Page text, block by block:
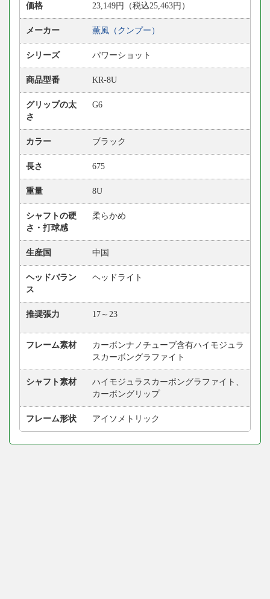
価格 23,149円（税込25,463円）
メーカー 薫風（クンプー）
シリーズ パワーショット
商品型番 KR-8U
グリップの太
さ
G6
カラー ブラック
長さ 675
重量 8U
シャフトの硬
さ・打球感
柔らかめ
生産国 中国
ヘッドバラン
ス
ヘッドライト
推奨張力 17～23
フレーム素材
カーボンナノチューブ含有ハイモジュラ
スカーボングラファイト
シャフト素材
ハイモジュラスカーボングラファイト、
カーボングリップ
フレーム形状 アイソメトリック